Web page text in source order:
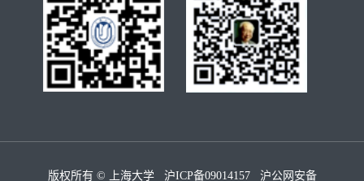
版权所有 © 上海大学 沪ICP备09014157 沪公网安备